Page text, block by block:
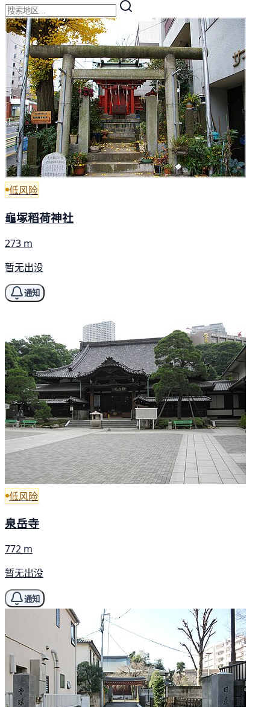
低风险
龜塚稻荷神社
273 m
暂无出没
通知
低风险
泉岳寺
772 m
暂无出没
通知